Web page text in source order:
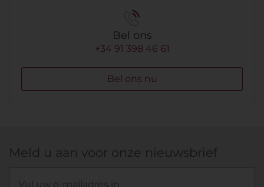
Bel ons
+34 91 398 46 61
Bel ons nu
Meld u aan voor onze nieuwsbrief